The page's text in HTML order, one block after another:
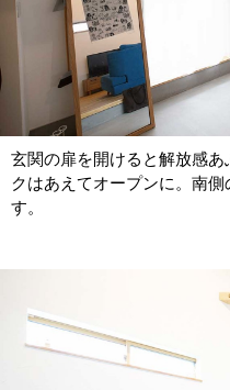
玄関の扉を開けると解放感
クはあえてオープンに。南
す。